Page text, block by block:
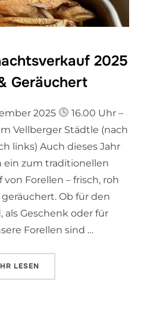
2025
Geräuchert
2025
16.00 Uhr –
Vellberger Städtle (nach
links) Auch dieses Jahr
ein zum traditionellen
Forellen – frisch, roh
Ob für den
als Geschenk oder für
Forellen sind …
LESEN